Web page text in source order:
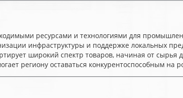
ресурсами и технологиями для
инфраструктуры и поддержке локальных
широкий спектр товаров, начиная от
региону оставаться конкурентоспособным на